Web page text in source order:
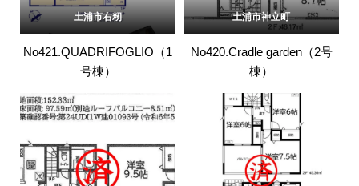
土浦市右籾
No421.QUADRIFOGLIO（1
号棟）
土浦市神立町
No420.Cradle garden（2号
棟）